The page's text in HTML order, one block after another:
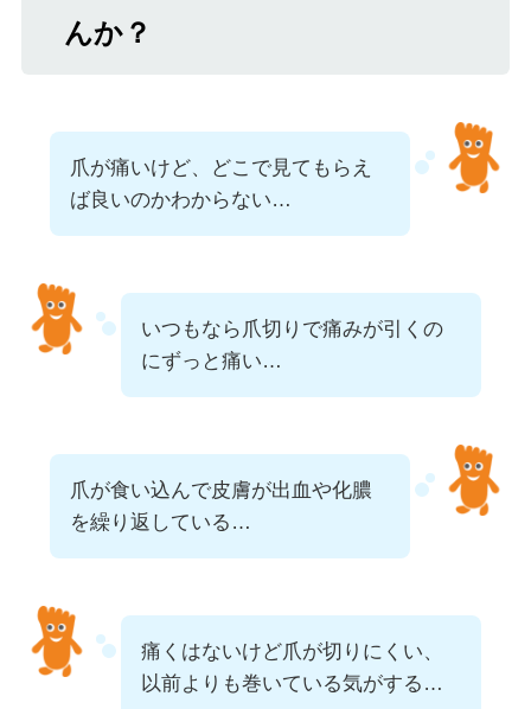
んか？
爪が痛いけど、どこで見てもらえ
ば良いのかわからない…
いつもなら爪切りで痛みが引くの
にずっと痛い…
爪が食い込んで皮膚が出血や化膿
を繰り返している…
痛くはないけど爪が切りにくい、
以前よりも巻いている気がする…